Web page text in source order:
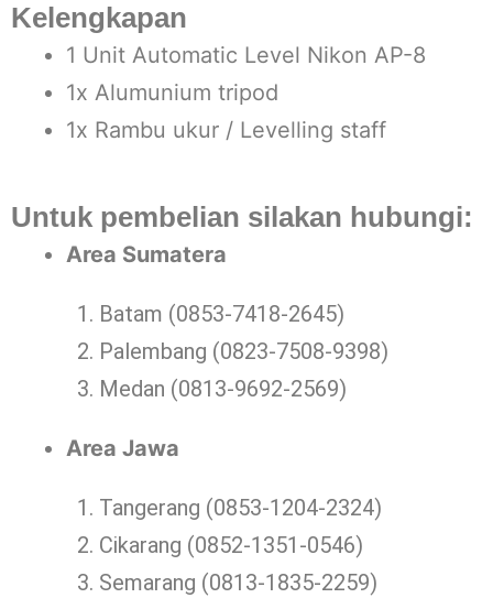
Kelengkapan
1 Unit Automatic Level Nikon AP-8
1x Alumunium tripod
1x Rambu ukur / Levelling staff
Untuk pembelian silakan hubungi:
Area Sumatera
Batam (0853-7418-2645)
Palembang (0823-7508-9398)
Medan (0813-9692-2569)
Area Jawa
Tangerang (0853-1204-2324)
Cikarang (0852-1351-0546)
Semarang (0813-1835-2259)